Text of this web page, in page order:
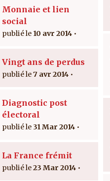
Monnaie et lien
social
10 avr 2014
Vingt ans de perdus
7 avr 2014
Diagnostic post
électoral
31 Mar 2014
La France frémit
23 Mar 2014